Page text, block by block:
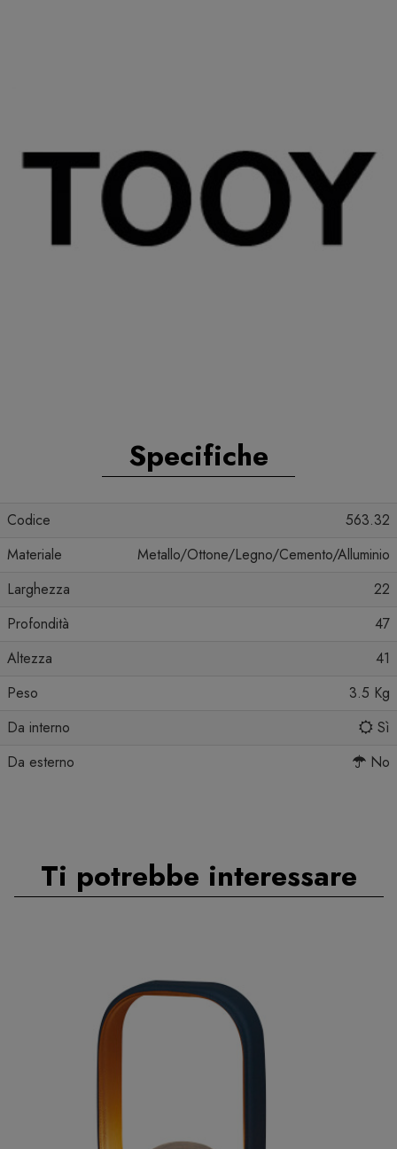
Specifiche
Codice
563.32
Materiale
Metallo/Ottone/Legno/Cemento/Alluminio
Larghezza
22
Profondità
47
Altezza
41
Peso
3.5 Kg
Da interno
Sì
Da esterno
No
Ti potrebbe interessare